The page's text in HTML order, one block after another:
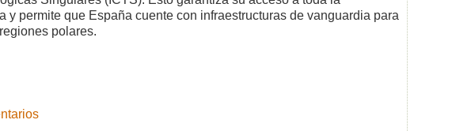
y permite que España cuente con infraestructuras de vanguardia para
polares.